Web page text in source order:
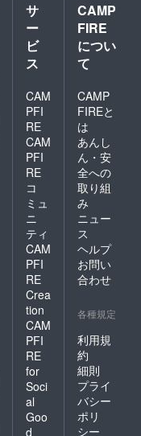
サ
ー
ビ
ス
CAM
PFI
RE
CAM
PFI
RE
コ
ミュ
ニ
ティ
CAM
PFI
RE
Crea
tion
CAM
PFI
RE
for
Soci
al
Goo
d
CAMP
FIRE
につい
て
CAMP
FIREと
は
あんし
ん・安
全への
取り組
み
ニュー
ス
ヘルプ
お問い
合わせ
各種規定
利用規
約
細則
プライ
バシー
ポリ
シー